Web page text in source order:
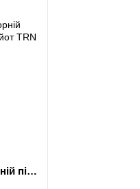
Жіночі Берці з нубуку на протекторній підошві койот розмір 40